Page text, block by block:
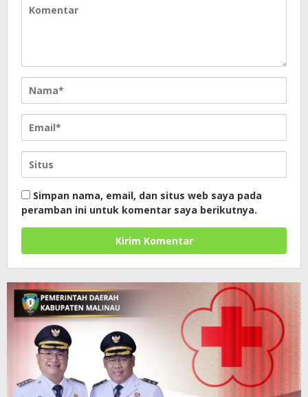
Simpan nama, email, dan situs web saya pada
peramban ini untuk komentar saya berikutnya.